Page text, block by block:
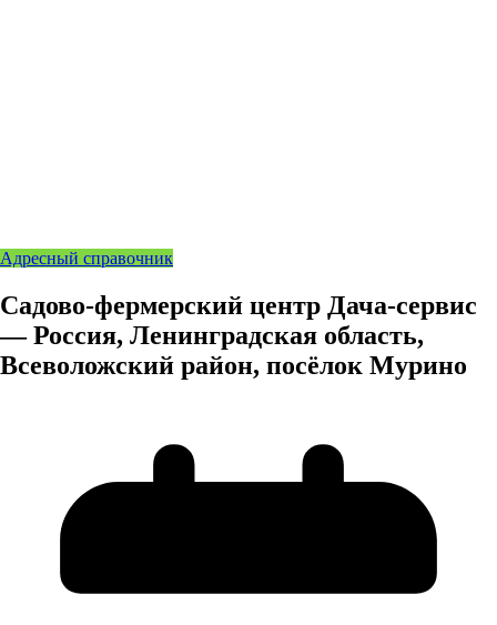
Адресный справочник
Садово-фермерский центр Дача-сервис
— Россия, Ленинградская область,
Всеволожский район, посёлок Мурино